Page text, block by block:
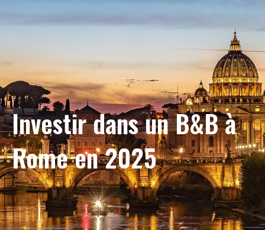
Investir dans un B&B à
Rome en 2025